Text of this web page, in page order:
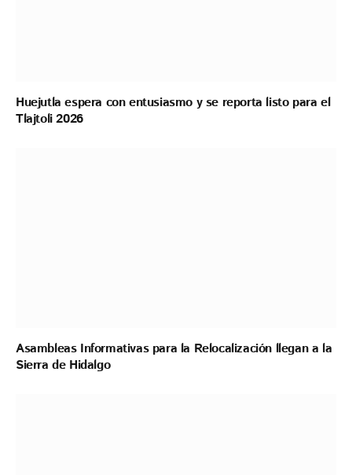
Huejutla espera con entusiasmo y se reporta listo para el
Tlajtoli 2026
Asambleas Informativas para la Relocalización llegan a la
Sierra de Hidalgo